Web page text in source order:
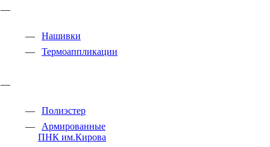
Нашивки
Термоаппликации
Полиэстер
Армированные
ПНК им.Кирова